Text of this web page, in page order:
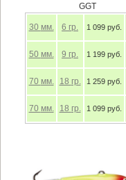
GGT
30 мм. 6 гр. 1 099 руб.
50 мм. 9 гр. 1 199 руб.
70 мм. 18 гр. 1 259 руб.
70 мм. 18 гр. 1 099 руб.